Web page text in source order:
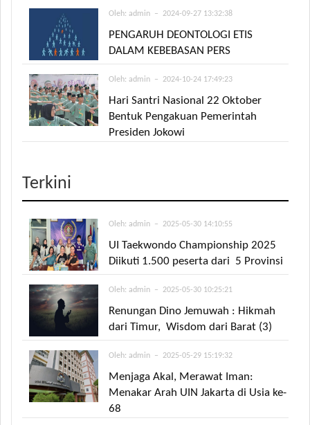
Oleh: admin – 2024-09-27 13:32:38
PENGARUH DEONTOLOGI ETIS
DALAM KEBEBASAN PERS
Oleh: admin – 2024-10-24 17:49:23
Hari Santri Nasional 22 Oktober
Bentuk Pengakuan Pemerintah
Presiden Jokowi
Terkini
Oleh: admin – 2025-05-30 14:10:55
UI Taekwondo Championship 2025
Diikuti 1.500 peserta dari 5 Provinsi
Oleh: admin – 2025-05-30 10:25:21
Renungan Dino Jemuwah : Hikmah
dari Timur, Wisdom dari Barat (3)
Oleh: admin – 2025-05-29 15:19:32
Menjaga Akal, Merawat Iman:
Menakar Arah UIN Jakarta di Usia ke-
68